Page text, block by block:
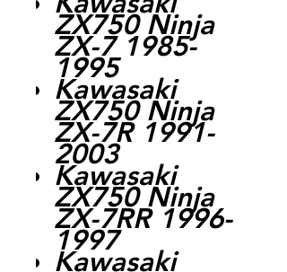
ZX750 Ninja
ZX-7 1985-
1995
Kawasaki
ZX750 Ninja
ZX-7R 1991-
2003
Kawasaki
ZX750 Ninja
ZX-7RR 1996-
1997
Kawasaki